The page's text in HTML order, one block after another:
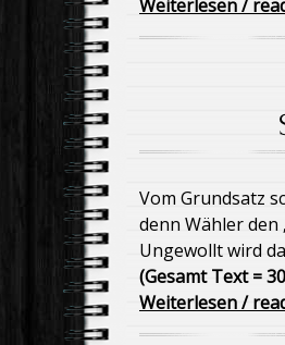
Weiterlesen /
Vom Grundsatz
denn Wähler den
Ungewollt wird
(Gesamt Text =
Weiterlesen /